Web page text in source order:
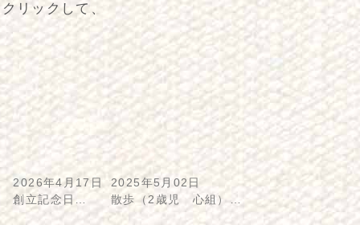
リックして、
2026年4月17日
創立記念日…
2025年5月02日
散歩（2歳児 心組）…